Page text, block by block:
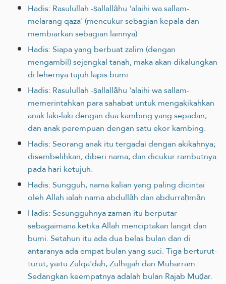
Hadis: Rasulullah -ṣallallāhu 'alaihi wa sallam-
melarang qaza' (mencukur sebagian kepala dan
membiarkan sebagian lainnya)
Hadis: Siapa yang berbuat zalim (dengan
mengambil) sejengkal tanah, maka akan dikalungkan
di lehernya tujuh lapis bumi
Hadis: Rasulullah -ṣallallāhu 'alaihi wa sallam-
memerintahkan para sahabat untuk mengakikahkan
anak laki-laki dengan dua kambing yang sepadan,
dan anak perempuan dengan satu ekor kambing.
Hadis: Seorang anak itu tergadai dengan akikahnya;
disembelihkan, diberi nama, dan dicukur rambutnya
pada hari ketujuh.
Hadis: Sungguh, nama kalian yang paling dicintai
oleh Allah ialah nama abdullāh dan abdurraḥmān
Hadis: Sesungguhnya zaman itu berputar
sebagaimana ketika Allah menciptakan langit dan
bumi. Setahun itu ada dua belas bulan dan di
antaranya ada empat bulan yang suci. Tiga berturut-
turut, yaitu Zulqa'dah, Zulhijjah dan Muharram.
Sedangkan keempatnya adalah bulan Rajab Muḍar.